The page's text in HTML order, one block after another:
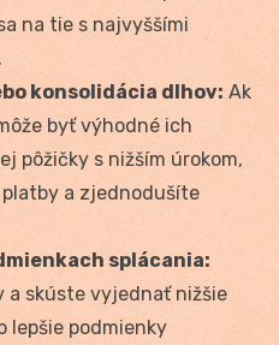
na tie s najvyššími
konsolidácia dlhov: Ak
byť výhodné ich
pôžičky s nižším úrokom,
a zjednodušíte
splácania:
skúste vyjednať nižšie
lepšie podmienky